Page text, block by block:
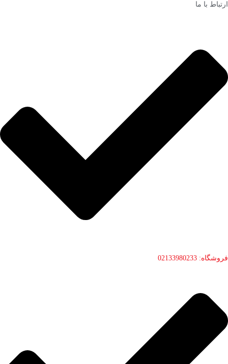
ارتباط با ما
فروشگاه: 02133980233